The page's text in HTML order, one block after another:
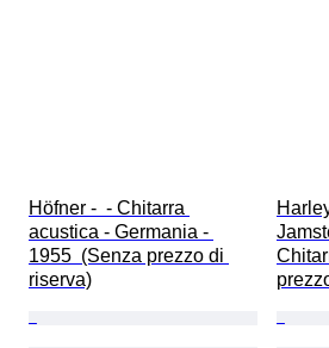
Höfner -  - Chitarra
acustica - Germania -
1955  (Senza prezzo di
riserva)